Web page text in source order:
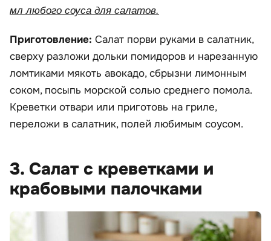
мл любого соуса для салатов.
Приготовление: Салат порви руками в салатник,
сверху разложи дольки помидоров и нарезанную
ломтиками мякоть авокадо, сбрызни лимонным
соком, посыпь морской солью среднего помола.
Креветки отвари или приготовь на гриле,
переложи в салатник, полей любимым соусом.
3. Салат с креветками и
крабовыми палочками